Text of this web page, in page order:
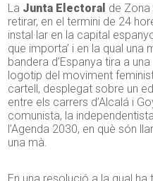
La Junta Electoral de
retirar, en el termini de 24
instal·lar en la capital
que importa’ i en la qual una
bandera d’Espanya tira a
logotip del moviment
cartell, desplegat sobre un
entre els carrers d’Alcalá i
comunista, la
l’Agenda 2030, en què són
una mà.